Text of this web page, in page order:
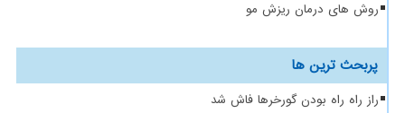
روش های درمان ریزش مو
پربحث ترین ها
راز راه راه بودن گورخرها فاش شد